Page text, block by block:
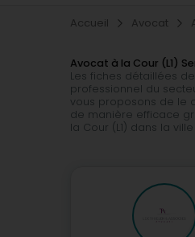
Accueil Avocat
Avocat à la Cour (L1)
Les fiches détaillées
professionnel du
vous proposons de le
de manière efficace
la Cour (L1) dans la